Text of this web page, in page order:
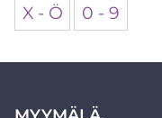
X - Ö
0 - 9